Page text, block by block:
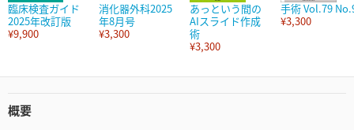
臨床検査ガイド
2025年改訂版
¥9,900
消化器外科2025
年8月号
¥3,300
あっという間の
AIスライド作成
術
¥3,300
手術 Vol.79
¥3,300
概要